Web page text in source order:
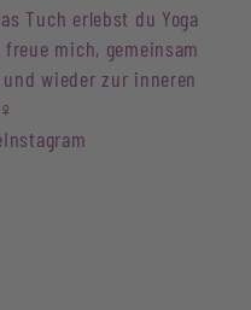
Tuch erlebst du Yoga
mich, gemeinsam
wieder zur inneren
Instagram